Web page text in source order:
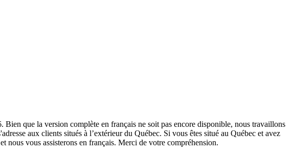
que la version complète en français ne soit pas encore disponible, nous travaillons
aux clients situés à l’extérieur du Québec. Si vous êtes situé au Québec et avez
nous vous assisterons en français. Merci de votre compréhension.